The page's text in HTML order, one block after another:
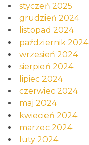
styczeń 2025
grudzień 2024
listopad 2024
październik 2024
wrzesień 2024
sierpień 2024
lipiec 2024
czerwiec 2024
maj 2024
kwiecień 2024
marzec 2024
luty 2024